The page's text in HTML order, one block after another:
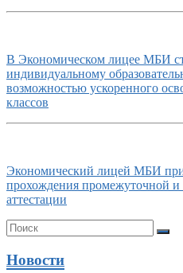
В Экономическом лицее МБИ
индивидуальному
возможностью ускоренного
классов
Экономический лицей МБИ
прохождения промежуточной и
аттестации
Новости